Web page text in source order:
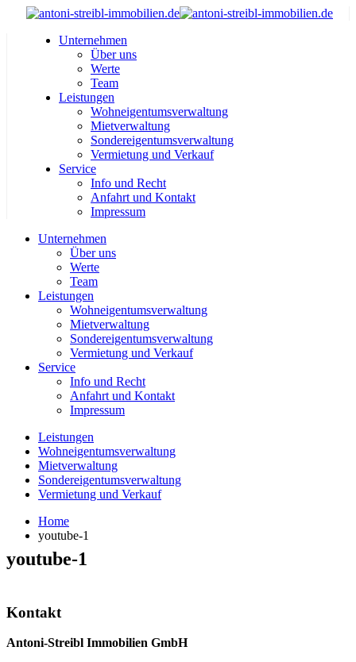
Unternehmen
Über uns
Werte
Team
Leistungen
Wohneigentumsverwaltung
Mietverwaltung
Sondereigentumsverwaltung
Vermietung und Verkauf
Service
Info und Recht
Anfahrt und Kontakt
Impressum
Unternehmen
Über uns
Werte
Team
Leistungen
Wohneigentumsverwaltung
Mietverwaltung
Sondereigentumsverwaltung
Vermietung und Verkauf
Service
Info und Recht
Anfahrt und Kontakt
Impressum
Leistungen
Wohneigentumsverwaltung
Mietverwaltung
Sondereigentumsverwaltung
Vermietung und Verkauf
Home
youtube-1
youtube-1
Kontakt
Antoni-Streibl Immobilien GmbH